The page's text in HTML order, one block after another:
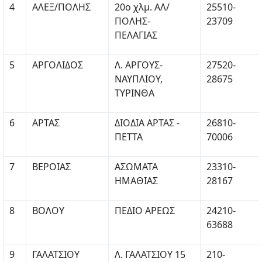
4 ΑΛΕΞ/ΠΟΛΗΣ
20ο χλμ. ΑΛ/
ΠΟΛΗΣ-
ΠΕΛΑΓΙΑΣ
25510-
23709
5 ΑΡΓΟΛΙΔΟΣ
Λ. ΑΡΓΟΥΣ-
ΝΑΥΠΛΙΟΥ,
ΤΥΡΙΝΘΑ
27520-
28675
6 ΑΡΤΑΣ
ΔΙΟΔΙΑ ΑΡΤΑΣ -
ΠΕΤΤΑ
26810-
70006
7 ΒΕΡΟΙΑΣ
ΑΣΩΜΑΤΑ
ΗΜΑΘΙΑΣ
23310-
28167
8 ΒΟΛΟΥ ΠΕΔΙΟ ΑΡΕΩΣ
24210-
63688
9 ΓΑΛΑΤΣΙΟΥ Λ. ΓΑΛΑΤΣΙΟΥ 15
210-